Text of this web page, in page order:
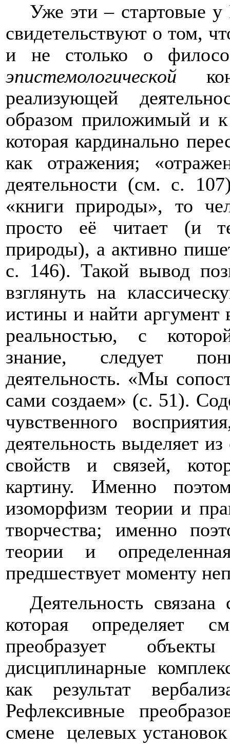
Уже эти – стартовые у
свидетельствуют о том,
и не столько о
эпистемологической
реализующей
образом приложимый и
которая кардинально
как отражения;
деятельности (см. с.
«книги природы», то
просто её читает (и
природы), а активно
с. 146). Такой вывод
взглянуть на
истины и найти аргумент
реальностью, с
знание, следует
деятельность. «Мы
сами создаем» (с. 51).
чувственного
деятельность выделяет
свойств и связей,
картину. Именно
изоморфизм теории и
творчества; именно
теории и
предшествует моменту
Деятельность
которая определяет
преобразует
дисциплинарные
как результат
Рефлексивные
смене целевых